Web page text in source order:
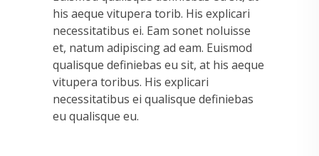
his aeque vitupera torib. His explicari
necessitatibus ei. Eam sonet noluisse
et, natum adipiscing ad eam. Euismod
qualisque definiebas eu sit, at his aeque
vitupera toribus. His explicari
necessitatibus ei qualisque definiebas
eu qualisque eu.